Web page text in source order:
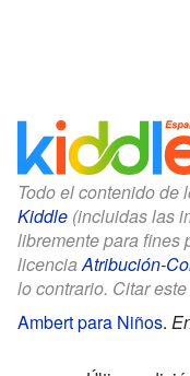
Todo el contenido de
Kiddle (incluidas las
libremente para fines
licenciaAtribución-
lo contrario. Citar
Ambert para Niños.